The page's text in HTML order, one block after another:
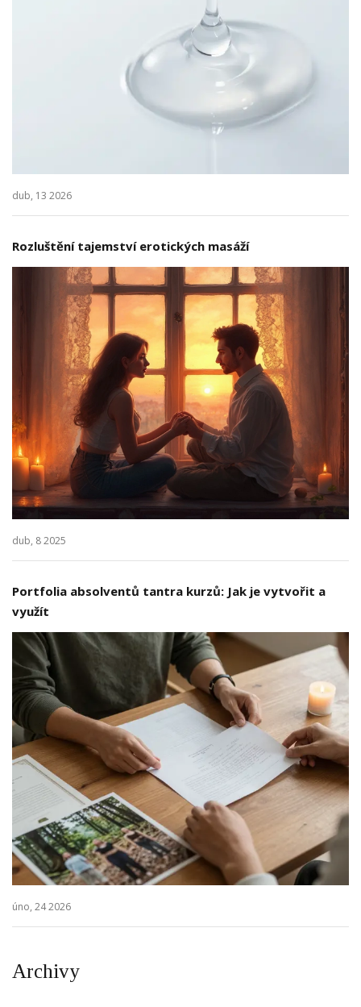
dub, 13 2026
Rozluštění tajemství erotických masáží
dub, 8 2025
Portfolia absolventů tantra kurzů: Jak je vytvořit a
využít
úno, 24 2026
Archivy